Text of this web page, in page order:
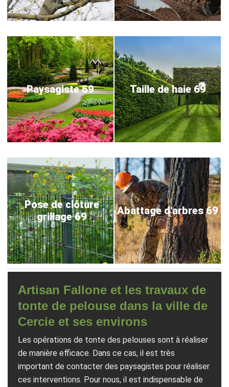
Paysagiste 69 Taille de haie 69
Pose de clôture
grillage 69
Abattage d'arbres 69
Artisan Fallone et les travaux de
tonte de pelouse dans la ville de
Cercie et ses environs
Les opérations de tonte des pelouses sont à réaliser
de manière efficace. Dans ce cas, il est très
important de contacter des paysagistes pour réaliser
ces interventions. Pour nous, il est indispensable de